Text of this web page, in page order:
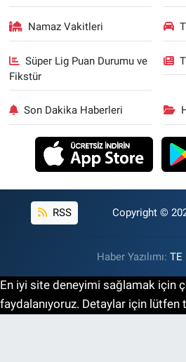
Namaz Vakitleri
Süper Lig Puan Durumu ve
Fikstür
Son Dakika Haberleri
RSS Copyright ©
Haber Yazılımı: TE
En iyi site deneyimi sağlamak için
faydalanıyoruz. Detaylar için lütfen